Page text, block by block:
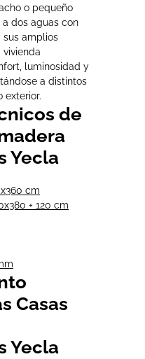
o pequeño
dos aguas con
amplios
vivienda
luminosidad y
a distintos
exterior.
de
Yecla
cm
+ 120 cm
Casas
Yecla